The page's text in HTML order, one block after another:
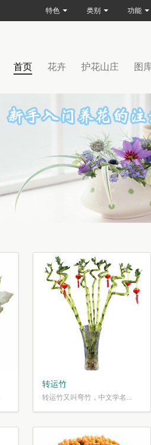
首页 花卉 护花山庄 图
转运竹
转运竹又叫弯竹，中文学名...
特色 类别 功能